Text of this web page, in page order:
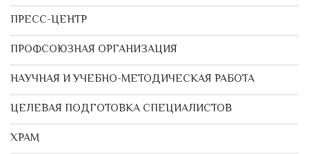
ПРЕСС-ЦЕНТР
ПРОФСОЮЗНАЯ ОРГАНИЗАЦИЯ
НАУЧНАЯ И УЧЕБНО-МЕТОДИЧЕСКАЯ РАБОТА
ЦЕЛЕВАЯ ПОДГОТОВКА СПЕЦИАЛИСТОВ
ХРАМ